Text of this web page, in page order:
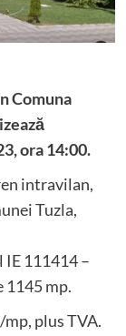
Comuna
ora 14:00.
intravilan,
Tuzla,
111414 –
1145 mp.
plus TVA.